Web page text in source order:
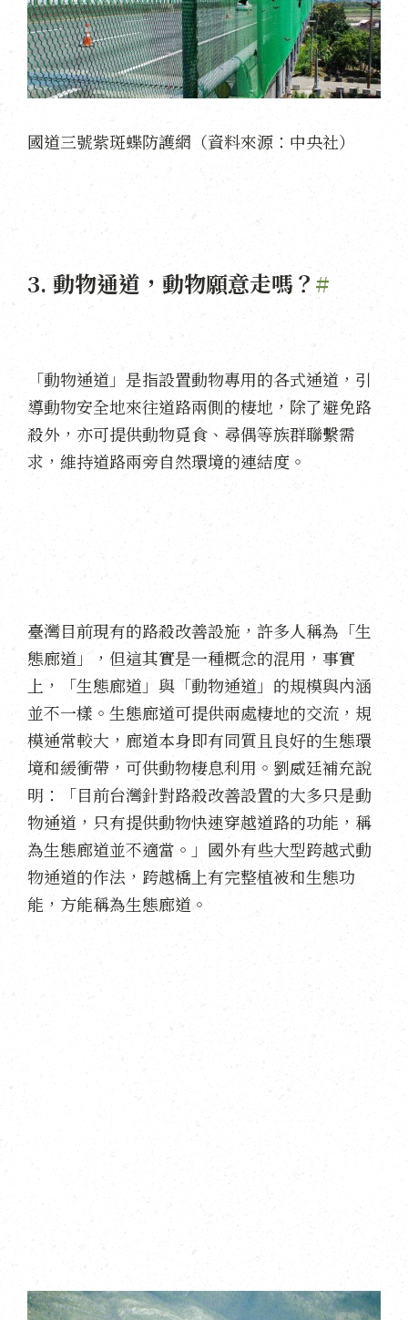
國道三號紫斑蝶防護網（資料來源：中央社）
3. 動物通道，動物願意走嗎？ #
「動物通道」是指設置動物專用的各式通道，引
導動物安全地來往道路兩側的棲地，除了避免路
殺外，亦可提供動物覓食、尋偶等族群聯繫需
求，維持道路兩旁自然環境的連結度。
臺灣目前現有的路殺改善設施，許多人稱為「生
態廊道」，但這其實是一種概念的混用，事實
上，「生態廊道」與「動物通道」的規模與內涵
並不一樣。生態廊道可提供兩處棲地的交流，規
模通常較大，廊道本身即有同質且良好的生態環
境和緩衝帶，可供動物棲息利用。劉威廷補充說
明：「目前台灣針對路殺改善設置的大多只是動
物通道，只有提供動物快速穿越道路的功能，稱
為生態廊道並不適當。」國外有些大型跨越式動
物通道的作法，跨越橋上有完整植被和生態功
能，方能稱為生態廊道。